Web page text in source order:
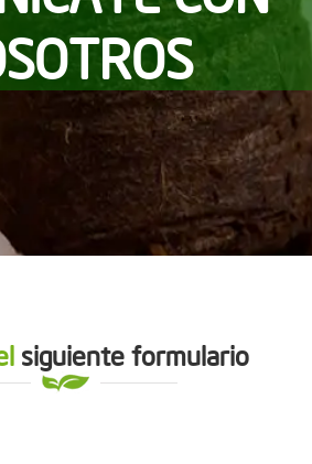
siguiente formulario